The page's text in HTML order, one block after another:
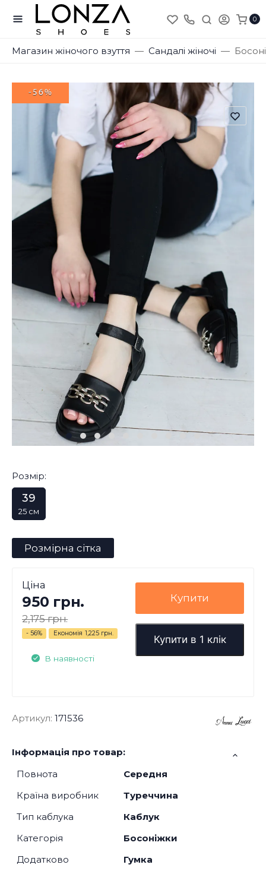
0
Магазин жіночого взуття Сандалі жіночі
-56%
Розмір:
39
25 см
Розмірна сітка
Ціна
950 грн.
2,175 грн.
- 56% Економія 1,225 грн.
В наявності
Купити
Купити в 1 клік
Артикул: 171536
Інформація про товар:
Повнота
Середня
Країна виробник
Туреччина
Тип каблука
Каблук
Категорія
Босоніжки
Додатково
Гумка